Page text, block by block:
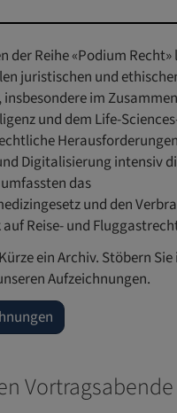
der Reihe «Podium
juristischen und
im
und dem Life-
Digitalisierung intensiv
das
und den
Reise- und
ein Archiv. Stöbern Sie
Aufzeichnungen.
Vortragsabende